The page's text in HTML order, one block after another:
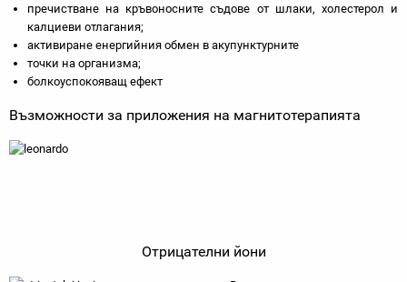
пречистване на кръвоносните съдове от шлаки, холестерол и
калциеви отлагания;
активиране енергийния обмен в акупунктурните
точки на организма;
болкоуспокояващ ефект
Възможности за приложения на магнитотерапията
Отрицателни йони